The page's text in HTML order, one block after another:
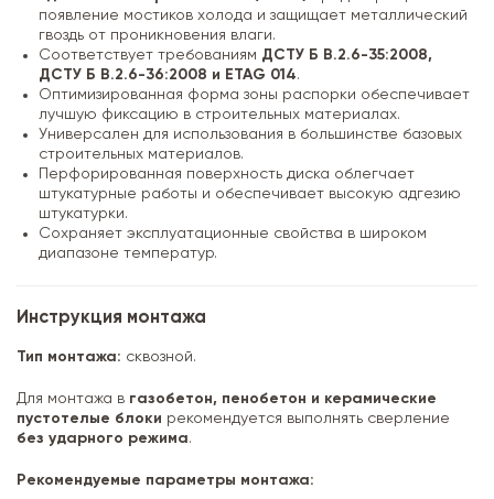
появление мостиков холода и защищает металлический
гвоздь от проникновения влаги.
Соответствует требованиям ДСТУ Б В.2.6-35:2008,
ДСТУ Б В.2.6-36:2008 и ETAG 014.
Оптимизированная форма зоны распорки обеспечивает
лучшую фиксацию в строительных материалах.
Универсален для использования в большинстве базовых
строительных материалов.
Перфорированная поверхность диска облегчает
штукатурные работы и обеспечивает высокую адгезию
штукатурки.
Сохраняет эксплуатационные свойства в широком
диапазоне температур.
Инструкция монтажа
Тип монтажа: сквозной.
Для монтажа в газобетон, пенобетон и керамические
пустотелые блоки рекомендуется выполнять сверление
без ударного режима.
Рекомендуемые параметры монтажа: